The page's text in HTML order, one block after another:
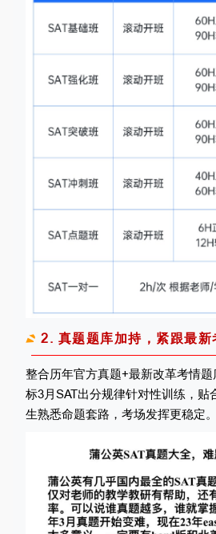
2. 真题题库加持，紧跟最新
整合历年官方真题+最新改革考情
标3月SAT出分规律针对性训练，贴
生熟悉命题套路，考场发挥更稳定。